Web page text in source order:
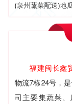
(泉州蔬菜配送)地
福建闽长鑫
物流7栋24号，
司主要集蔬菜